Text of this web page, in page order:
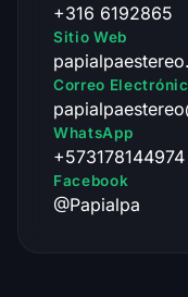
+316 6192865
Sitio Web
Correo
WhatsApp
+573178144974
Facebook
@Papialpa